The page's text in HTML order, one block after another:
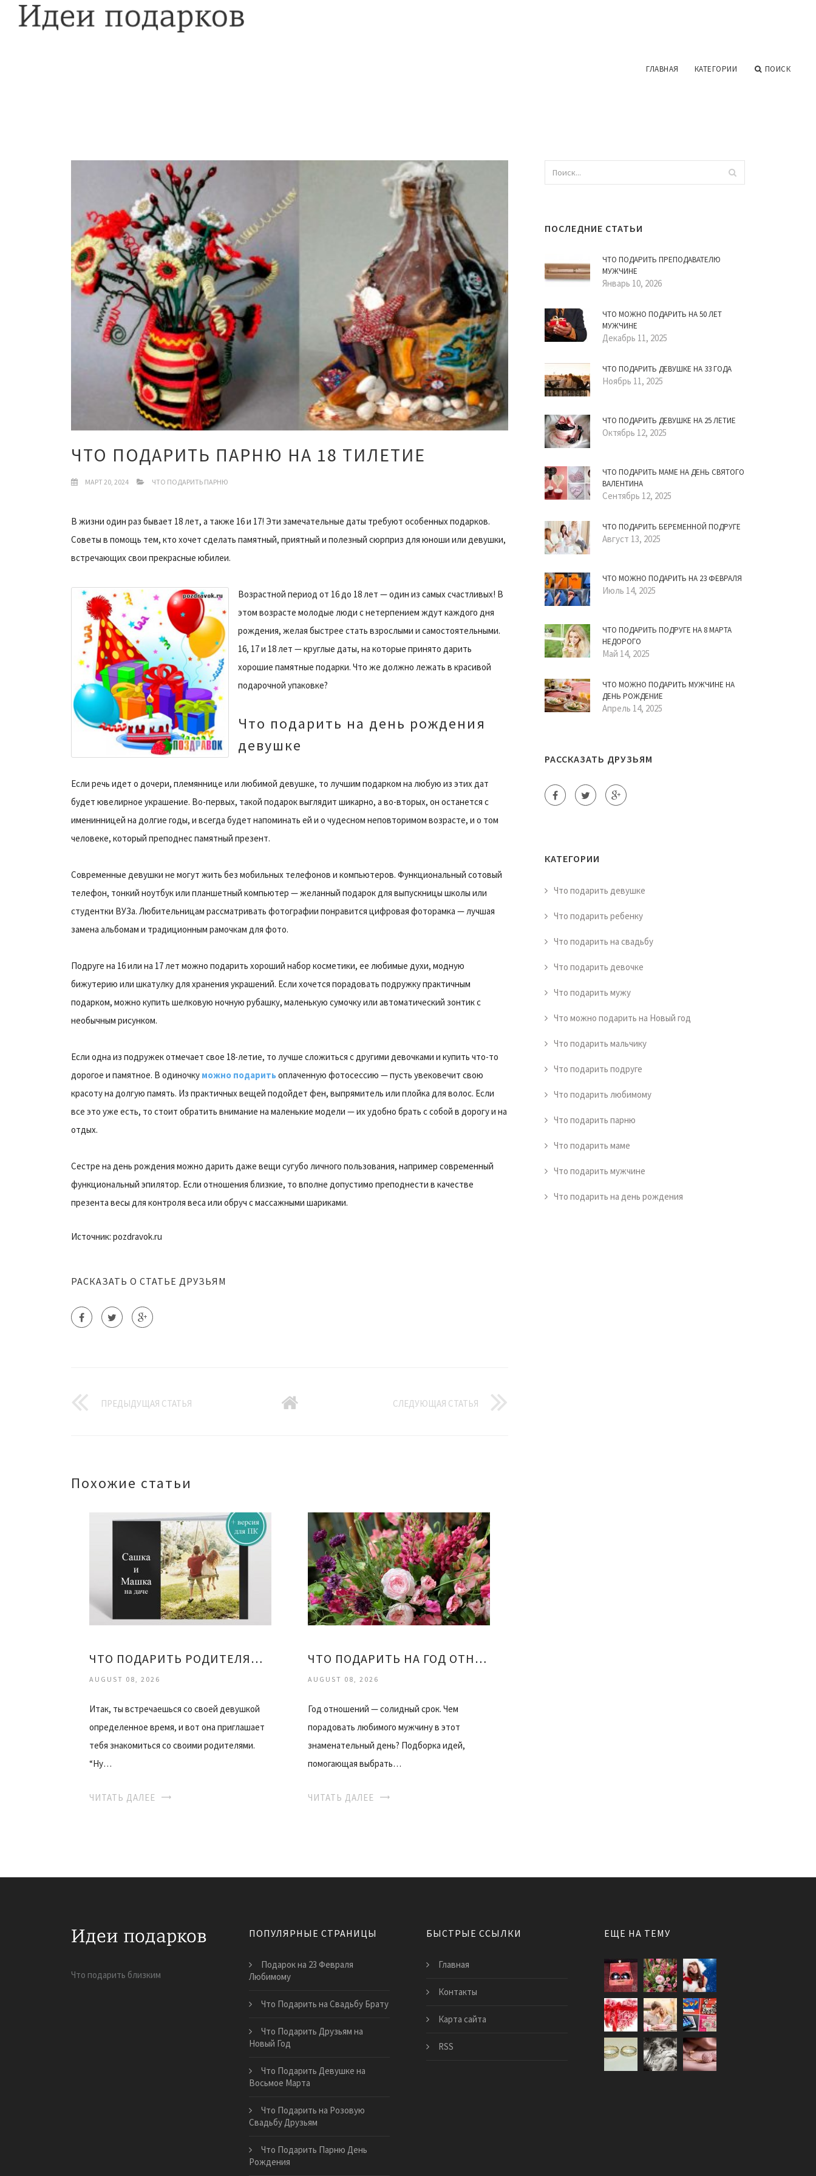
ГЛАВНАЯ КАТЕГОРИИ ПОИСК
ЧТО ПОДАРИТЬ ПАРНЮ НА 18 ТИЛЕТИЕ
МАРТ 20, 2024 ЧТО ПОДАРИТЬ ПАРНЮ
В жизни один раз бывает 18 лет, а также 16 и 17! Эти замечательные даты требуют особенных подарков.
Советы в помощь тем, кто хочет сделать памятный, приятный и полезный сюрприз для юноши или девушки,
встречающих свои прекрасные юбилеи.
Возрастной период от 16 до 18 лет — один из самых счастливых! В
этом возрасте молодые люди с нетерпением ждут каждого дня
рождения, желая быстрее стать взрослыми и самостоятельными.
16, 17 и 18 лет — круглые даты, на которые принято дарить
хорошие памятные подарки. Что же должно лежать в красивой
подарочной упаковке?
Что подарить на день рождения
девушке
Если речь идет о дочери, племяннице или любимой девушке, то лучшим подарком на любую из этих дат
будет ювелирное украшение. Во-первых, такой подарок выглядит шикарно, а во-вторых, он останется с
именинницей на долгие годы, и всегда будет напоминать ей и о чудесном неповторимом возрасте, и о том
человеке, который преподнес памятный презент.
Современные девушки не могут жить без мобильных телефонов и компьютеров. Функциональный сотовый
телефон, тонкий ноутбук или планшетный компьютер — желанный подарок для выпускницы школы или
студентки ВУЗа. Любительницам рассматривать фотографии понравится цифровая фоторамка — лучшая
замена альбомам и традиционным рамочкам для фото.
Подруге на 16 или на 17 лет можно подарить хороший набор косметики, ее любимые духи, модную
бижутерию или шкатулку для хранения украшений. Если хочется порадовать подружку практичным
подарком, можно купить шелковую ночную рубашку, маленькую сумочку или автоматический зонтик с
необычным рисунком.
Если одна из подружек отмечает свое 18-летие, то лучше сложиться с другими девочками и купить что-то
дорогое и памятное. В одиночку можно подаритьоплаченную фотосессию — пусть увековечит свою
красоту на долгую память. Из практичных вещей подойдет фен, выпрямитель или плойка для волос. Если
все это уже есть, то стоит обратить внимание на маленькие модели — их удобно брать с собой в дорогу и на
отдых.
Сестре на день рождения можно дарить даже вещи сугубо личного пользования, например современный
функциональный эпилятор. Если отношения близкие, то вполне допустимо преподнести в качестве
презента весы для контроля веса или обруч с массажными шариками.
Источник: pozdravok.ru
РАСКАЗАТЬ О СТАТЬЕ ДРУЗЬЯМ
ПРЕДЫДУЩАЯ СТАТЬЯ СЛЕДУЮЩАЯ СТАТЬЯ
Похожие статьи
ЧТО ПОДАРИТЬ РОДИТЕЛЯМ ДЕВУШКИ
AUGUST 08, 2026
Итак, ты встречаешься со своей девушкой
определенное время, и вот она приглашает
тебя знакомиться со своими родителями.
“Ну…
ЧИТАТЬ ДАЛЕЕ
ЧТО ПОДАРИТЬ НА ГОД ОТНОШЕНИЙ ДЕВУШКЕ
AUGUST 08, 2026
Год отношений — солидный срок. Чем
порадовать любимого мужчину в этот
знаменательный день? Подборка идей,
помогающая выбрать…
ЧИТАТЬ ДАЛЕЕ
ПОСЛЕДНИЕ СТАТЬИ
ЧТО ПОДАРИТЬ ПРЕПОДАВАТЕЛЮ
МУЖЧИНЕ
Январь 10, 2026
ЧТО МОЖНО ПОДАРИТЬ НА 50 ЛЕТ
МУЖЧИНЕ
Декабрь 11, 2025
ЧТО ПОДАРИТЬ ДЕВУШКЕ НА 33 ГОДА
Ноябрь 11, 2025
ЧТО ПОДАРИТЬ ДЕВУШКЕ НА 25 ЛЕТИЕ
Октябрь 12, 2025
ЧТО ПОДАРИТЬ МАМЕ НА ДЕНЬ СВЯТОГО
ВАЛЕНТИНА
Сентябрь 12, 2025
ЧТО ПОДАРИТЬ БЕРЕМЕННОЙ ПОДРУГЕ
Август 13, 2025
ЧТО МОЖНО ПОДАРИТЬ НА 23 ФЕВРАЛЯ
Июль 14, 2025
ЧТО ПОДАРИТЬ ПОДРУГЕ НА 8 МАРТА
НЕДОРОГО
Май 14, 2025
ЧТО МОЖНО ПОДАРИТЬ МУЖЧИНЕ НА
ДЕНЬ РОЖДЕНИЕ
Апрель 14, 2025
РАССКАЗАТЬ ДРУЗЬЯМ
КАТЕГОРИИ
Что подарить девушке
Что подарить ребенку
Что подарить на свадьбу
Что подарить девочке
Что подарить мужу
Что можно подарить на Новый год
Что подарить мальчику
Что подарить подруге
Что подарить любимому
Что подарить парню
Что подарить маме
Что подарить мужчине
Что подарить на день рождения
Что подарить близким
ПОПУЛЯРНЫЕ СТРАНИЦЫ
Подарок на 23 Февраля
Любимому
Что Подарить на Свадьбу Брату
Что Подарить Друзьям на
Новый Год
Что Подарить Девушке на
Восьмое Марта
Что Подарить на Розовую
Свадьбу Друзьям
Что Подарить Парню День
Рождения
БЫСТРЫЕ ССЫЛКИ
Главная
Контакты
Карта сайта
RSS
ЕЩЕ НА ТЕМУ